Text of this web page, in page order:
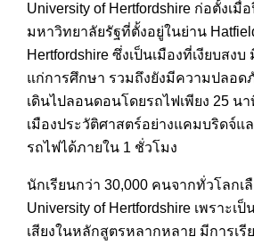
University of Hertfordshire ก่อตั้งเมื่
มหาวิทยาลัยรัฐที่ตั้งอยู่ในย่าน
Hertfordshire ซึ่งเป็นเมืองที่เงียบสง
แก่การศึกษา รวมถึงยังมีความปลอด
เดินไปลอนดอนโดยรถไฟเพียง 25 นา
เมืองประวัติศาสตร์อย่างแคมบริดจ์แ
รถไฟได้ภายใน 1 ชั่วโมง
นักเรียนกว่า 30,000 คนจากทั่วโลกเ
University of Hertfordshire เพราะ
เสียงในหลักสูตรหลากหลาย มีการเ